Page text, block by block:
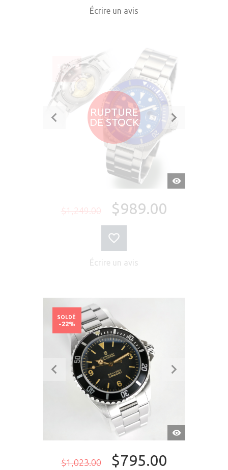
Écrire un avis
RUPTURE
DE STOCK
APERÇU
RAPIDE
$1,249.00 $989.00
SOLDÉ
-21%
Écrire un avis
APERÇU
RAPIDE
$1,023.00 $795.00
SOLDÉ
-22%